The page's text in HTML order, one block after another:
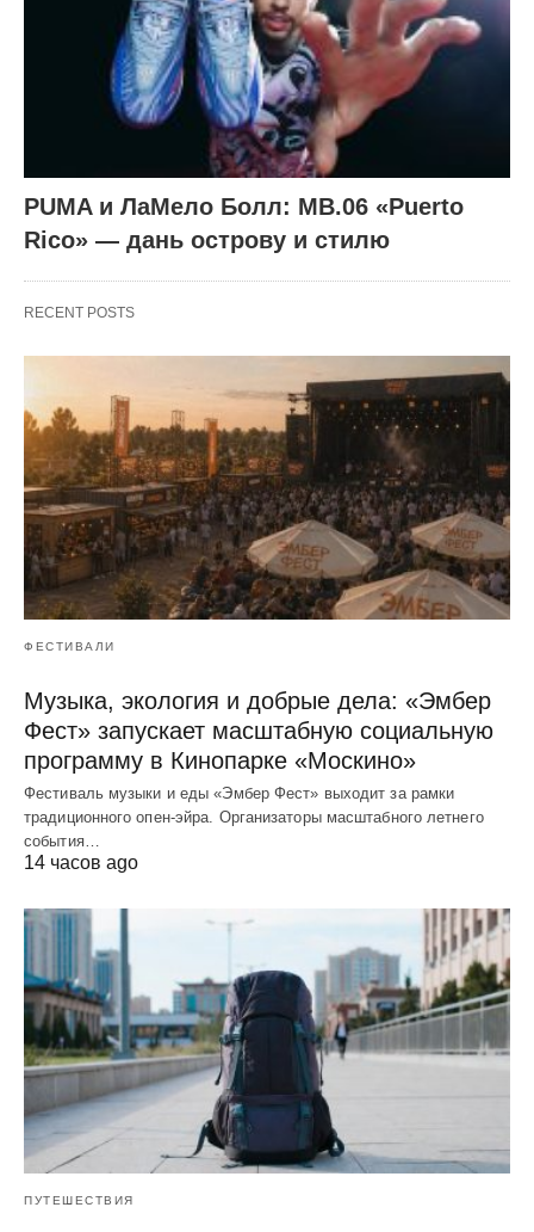
PUMA и ЛаМело Болл: MB.06 «Puerto
Rico» — дань острову и стилю
RECENT POSTS
ФЕСТИВАЛИ
Музыка, экология и добрые дела: «Эмбер
Фест» запускает масштабную социальную
программу в Кинопарке «Москино»
Фестиваль музыки и еды «Эмбер Фест» выходит за рамки
традиционного опен-эйра. Организаторы масштабного летнего
события…
14 часов ago
ПУТЕШЕСТВИЯ